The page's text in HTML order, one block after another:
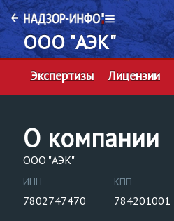
ООО "АЭК"
Экспертизы Лицензии
О компании
ООО "АЭК"
ИНН
7802747470
КПП
784201001